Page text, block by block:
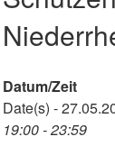
Datum/Zeit
Date(s) -
19:00 - 23:59